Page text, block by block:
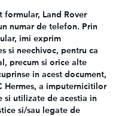
formular, Land Rover
numar de telefon. Prin
imi exprim
si neechivoc, pentru ca
precum si orice alte
in acest document,
Hermes, a imputernicitilor
si utilizate de acestia in
si/sau legate de